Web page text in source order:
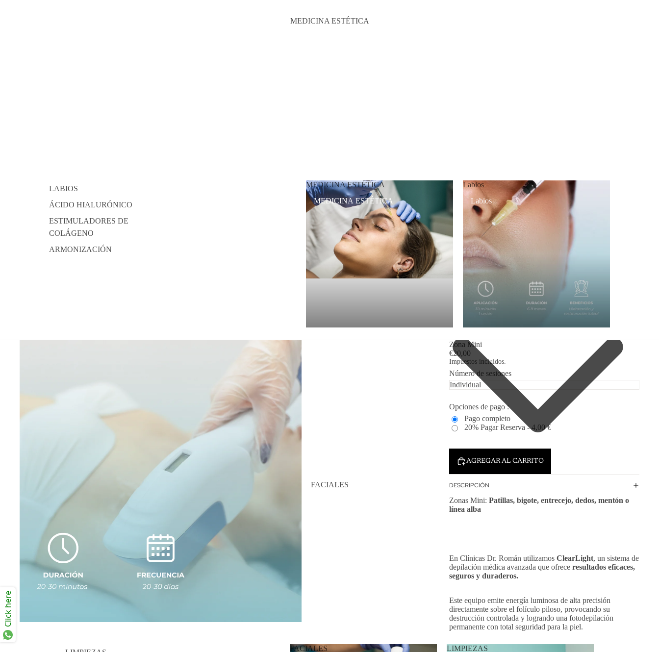
MEDICINA ESTÉTICA
LABIOS
ÁCIDO HIALURÓNICO
ESTIMULADORES DE
COLÁGENO
ARMONIZACIÓN
MEDICINA ESTÉTICA
MEDICINA ESTÉTICA
Labios
Labios
FACIALES
FACIALES
LIMPIEZAS
Zona Mini
€20,00
Impuestos incluidos.
Número de sesiones
Opciones de pago :
Pago completo
20% Pagar Reserva - 4,00 €
AGREGAR AL CARRITO
DESCRIPCIÓN
Zonas Mini: Patillas, bigote, entrecejo, dedos, mentón o
línea alba
En Clínicas Dr. Román utilizamos ClearLight, un sistema de
depilación médica avanzada que ofrece resultados eficaces,
seguros y duraderos.
Este equipo emite energía luminosa de alta precisión
directamente sobre el folículo piloso, provocando su
destrucción controlada y logrando una fotodepilación
permanente con total seguridad para la piel.
Click here